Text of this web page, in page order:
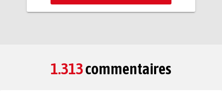
1.313commentaires